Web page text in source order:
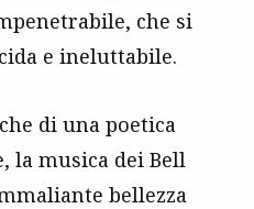
che si
e ineluttabile.
di una poetica
la musica dei Bell
bellezza